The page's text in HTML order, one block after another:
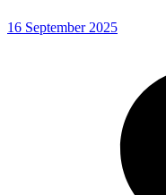
16 September 2025